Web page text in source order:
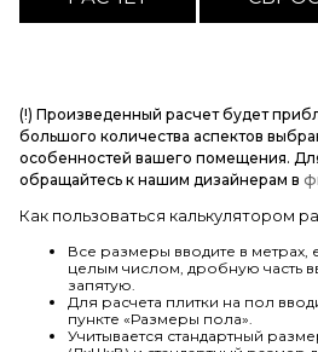
(!) Произведенный расчет будет
большого количества аспектов
особенностей вашего помещения.
обращайтесь к нашим дизайнерам в
Как пользоваться калькулятором
Все размеры вводите в метрах,
целым числом, дробную часть
запятую.
Для расчета плитки на пол
пункте «Размеры пола».
Учитывается стандартный